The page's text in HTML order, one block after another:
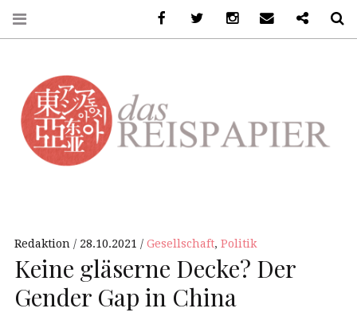
Redaktion 28.10.2021 Gesellschaft, Politik
Keine gläserne Decke? Der
Gender Gap in China
FacebookTwitter InstagramEmail Ko-Fi